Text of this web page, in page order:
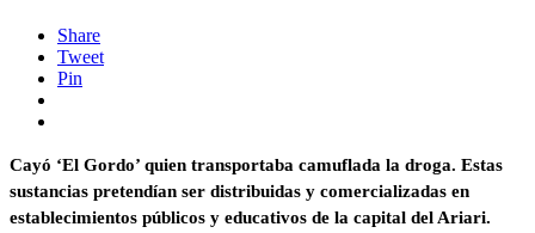
Share
Tweet
Pin
Cayó ‘El Gordo’ quien transportaba camuflada la droga. Estas
sustancias pretendían ser distribuidas y comercializadas en
establecimientos públicos y educativos de la capital del Ariari.